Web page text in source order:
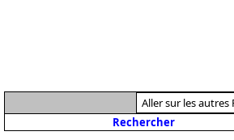
Rechercher